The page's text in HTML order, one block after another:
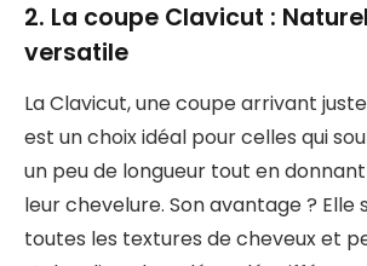
2. La coupe Clavicut :
versatile
La Clavicut, une coupe arrivant
est un choix idéal pour celles qui
un peu de longueur tout en
leur chevelure. Son avantage ? Elle
toutes les textures de cheveux et